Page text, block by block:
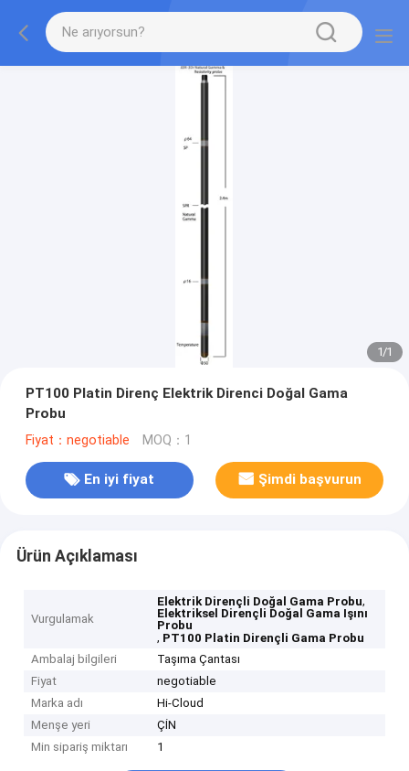
1/1
PT100 Platin Direnç Elektrik Direnci Doğal Gama
Probu
Fiyat：negotiable MOQ：1
En iyi fiyat Şimdi başvurun
Ürün Açıklaması
Vurgulamak
Elektrik Dirençli Doğal Gama Probu,
Elektriksel Dirençli Doğal Gama Işını
Probu
, PT100 Platin Dirençli Gama Probu
Ambalaj bilgileri
Taşıma Çantası
Fiyat
negotiable
Marka adı
Hi-Cloud
Menşe yeri
ÇİN
Min sipariş miktarı
1